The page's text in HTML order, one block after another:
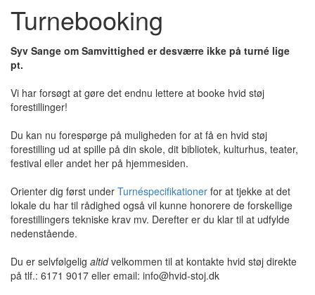
Turnebooking
Syv Sange om Samvittighed er desværre ikke på turné lige
pt.
Vi har forsøgt at gøre det endnu lettere at booke hvid støj
forestillinger!
Du kan nu forespørge på muligheden for at få en hvid støj
forestilling ud at spille på din skole, dit bibliotek, kulturhus, teater,
festival eller andet her på hjemmesiden.
Orienter dig først under Turnéspecifikationer for at tjekke at det
lokale du har til rådighed også vil kunne honorere de forskellige
forestillingers tekniske krav mv. Derefter er du klar til at udfylde
nedenstående.
Du er selvfølgelig altidvelkommen til at kontakte hvid støj direkte
på tlf.: 6171 9017 eller email: info@hvid-stoj.dk